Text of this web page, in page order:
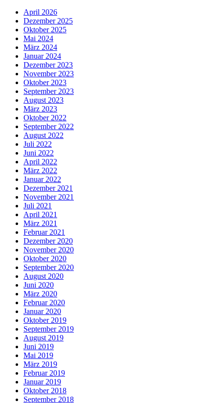
April 2026
Dezember 2025
Oktober 2025
Mai 2024
März 2024
Januar 2024
Dezember 2023
November 2023
Oktober 2023
September 2023
August 2023
März 2023
Oktober 2022
September 2022
August 2022
Juli 2022
Juni 2022
April 2022
März 2022
Januar 2022
Dezember 2021
November 2021
Juli 2021
April 2021
März 2021
Februar 2021
Dezember 2020
November 2020
Oktober 2020
September 2020
August 2020
Juni 2020
März 2020
Februar 2020
Januar 2020
Oktober 2019
September 2019
August 2019
Juni 2019
Mai 2019
März 2019
Februar 2019
Januar 2019
Oktober 2018
September 2018